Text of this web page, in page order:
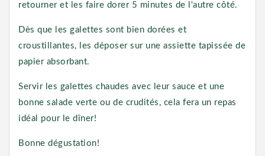
retourner et les faire dorer 5 minutes de l'autre côté.
Dès que les galettes sont bien dorées et
croustillantes, les déposer sur une assiette tapissée de
papier absorbant.
Servir les galettes chaudes avec leur sauce et une
bonne salade verte ou de crudités, cela fera un repas
idéal pour le dîner!
Bonne dégustation!